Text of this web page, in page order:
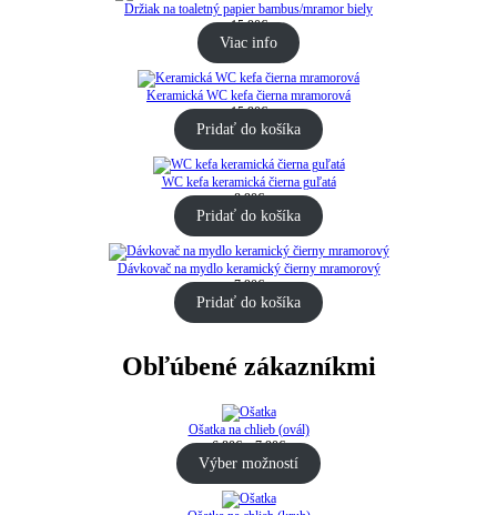
Držiak na toaletný papier bambus/mramor biely
15.90€
Viac info
Keramická WC kefa čierna mramorová
15.90€
Pridať do košíka
WC kefa keramická čierna guľatá
8.90€
Pridať do košíka
Dávkovač na mydlo keramický čierny mramorový
7.90€
Pridať do košíka
Obľúbené zákazníkmi
Ošatka na chlieb (ovál)
6.80€ – 7.90€Price
range:
6.80€
7.90€
Výber možností